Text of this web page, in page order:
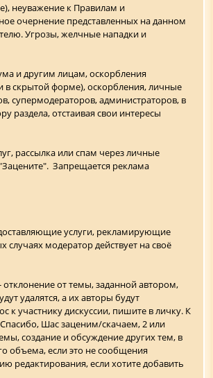
неуважение к Правилам и
очернение представленных на данном
Угрозы, желчные нападки и
и другим лицам, оскорбления
в скрытой форме), оскорбления, личные
супермодераторов, администраторов, в
раздела, отстаивая свои интересы
рассылка или спам через личные
Запрещается реклама
услуги, рекламирующие
модератор действует на своё
от темы, заданной автором,
удалятся, а их авторы будут
к участнику дискуссии, пишите в личку. К
Шас заценим/скачаем, 2 или
создание и обсуждение других тем, в
объема, если это не сообщения
редактирования, если хотите добавить